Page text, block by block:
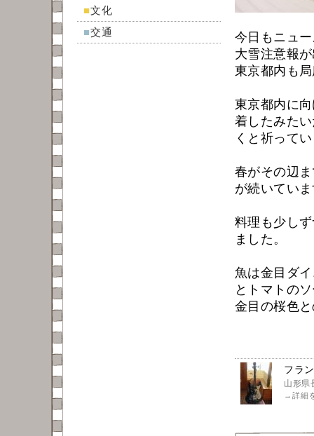
■文化
■交通
今日もニュ
大雪注意報
東京都内も
東京都内に
着したみた
くと祈って
春がその辺
が続いてい
料理も少し
ました。
魚は金目ダ
とトマトの
金目の桜色
フラ
山形県
→ 詳細